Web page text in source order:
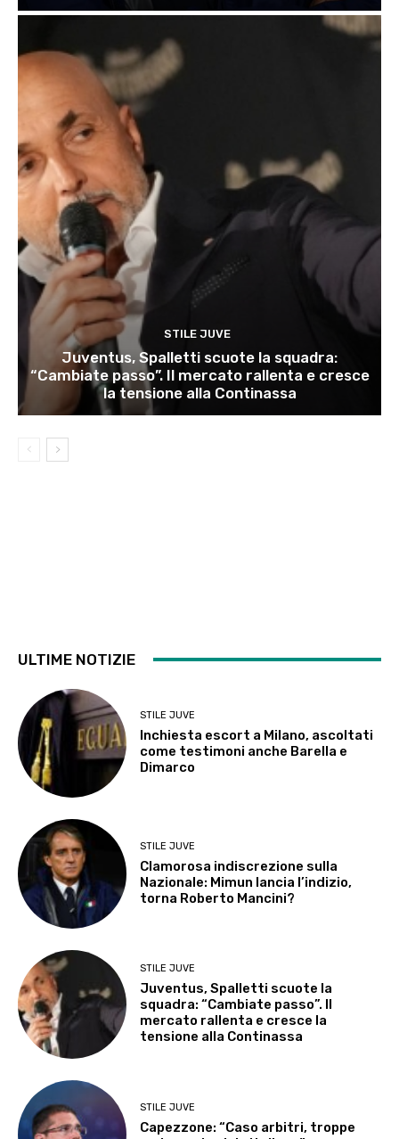
STILE JUVE
Juventus, Spalletti scuote la squadra:
“Cambiate passo”. Il mercato rallenta e cresce
la tensione alla Continassa
ULTIME NOTIZIE
STILE JUVE
Inchiesta escort a Milano, ascoltati
come testimoni anche Barella e
Dimarco
STILE JUVE
Clamorosa indiscrezione sulla
Nazionale: Mimun lancia l’indizio,
torna Roberto Mancini?
STILE JUVE
Juventus, Spalletti scuote la
squadra: “Cambiate passo”. Il
mercato rallenta e cresce la
tensione alla Continassa
STILE JUVE
Capezzone: “Caso arbitri, troppe